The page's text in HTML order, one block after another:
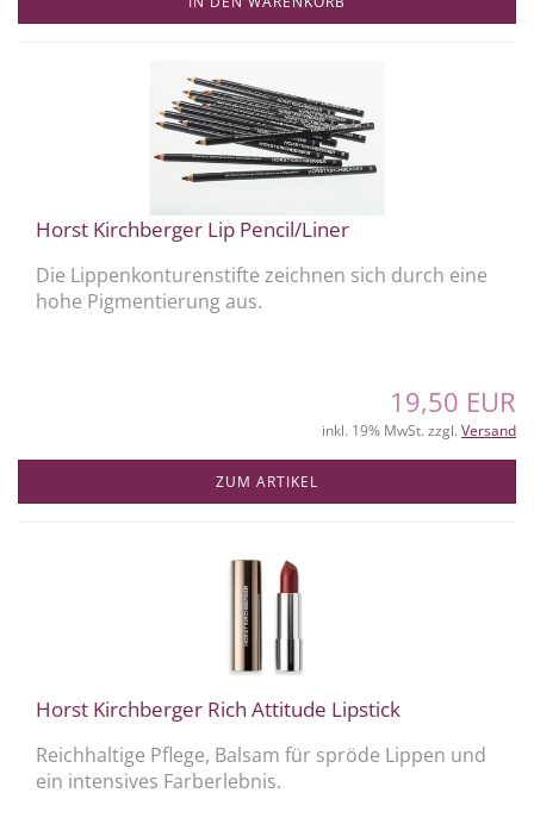
Horst Kirchberger Lip Pencil/Liner
Die Lippenkonturenstifte zeichnen sich durch eine
hohe Pigmentierung aus.
19,50 EUR
inkl. 19% MwSt. zzgl. Versand
ZUM ARTIKEL
Horst Kirchberger Rich Attitude Lipstick
Reichhaltige Pflege, Balsam für spröde Lippen und
ein intensives Farberlebnis.